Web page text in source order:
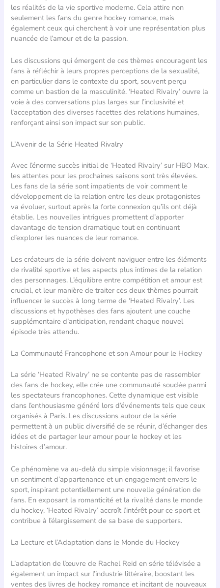
les réalités de la vie sportive moderne. Cela attire non
seulement les fans du genre hockey romance, mais
également ceux qui cherchent à voir une représentation plus
nuancée de l’amour et de la passion.
Les discussions qui émergent de ces thèmes encouragent les
fans à réfléchir à leurs propres perceptions de la sexualité,
en particulier dans le contexte du sport, souvent perçu
comme un bastion de la masculinité. ‘Heated Rivalry’ ouvre la
voie à des conversations plus larges sur l’inclusivité et
l’acceptation des diverses facettes des relations humaines,
renforçant ainsi son impact sur son public.
L’Avenir de la Série Heated Rivalry
Avec l’énorme succès initial de ‘Heated Rivalry’ sur HBO Max,
les attentes pour les prochaines saisons sont très élevées.
Les fans de la série sont impatients de voir comment le
développement de la relation entre les deux protagonistes
va évoluer, surtout après la forte connexion qu’ils ont déjà
établie. Les nouvelles intrigues promettent d’apporter
davantage de tension dramatique tout en continuant
d’explorer les nuances de leur romance.
Les créateurs de la série doivent naviguer entre les éléments
de rivalité sportive et les aspects plus intimes de la relation
des personnages. L’équilibre entre compétition et amour est
crucial, et leur manière de traiter ces deux thèmes pourrait
influencer le succès à long terme de ‘Heated Rivalry’. Les
discussions et hypothèses des fans ajoutent une couche
supplémentaire d’anticipation, rendant chaque nouvel
épisode très attendu.
La Communauté Francophone et son Amour pour le Hockey
La série ‘Heated Rivalry’ ne se contente pas de rassembler
des fans de hockey, elle crée une communauté soudée parmi
les spectateurs francophones. Cette dynamique est visible
dans l’enthousiasme généré lors d’événements tels que ceux
organisés à Paris. Les discussions autour de la série
permettent à un public diversifié de se réunir, d’échanger des
idées et de partager leur amour pour le hockey et les
histoires d’amour.
Ce phénomène va au-delà du simple visionnage; il favorise
un sentiment d’appartenance et un engagement envers le
sport, inspirant potentiellement une nouvelle génération de
fans. En exposant la romanticité et la rivalité dans le monde
du hockey, ‘Heated Rivalry’ accroît l’intérêt pour ce sport et
contribue à l’élargissement de sa base de supporters.
La Lecture et l’Adaptation dans le Monde du Hockey
L’adaptation de l’œuvre de Rachel Reid en série télévisée a
également un impact sur l’industrie littéraire, boostant les
ventes des livres de hockey romance et incitant de nouveaux